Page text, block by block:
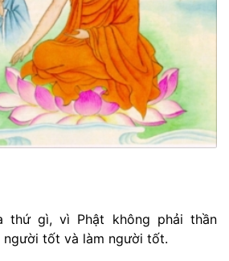
thứ gì, vì Phật không phải thần
người tốt và làm người tốt.